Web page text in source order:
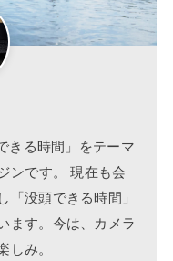
きる時間」をテーマ
ンです。 現在も会
「没頭できる時間」
ます。今は、カメラ
しみ。